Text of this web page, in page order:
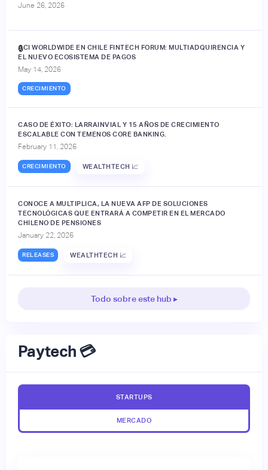
June 26, 2026
ACI WORLDWIDE EN CHILE FINTECH FORUM: MULTIADQUIRENCIA Y
EL NUEVO ECOSISTEMA DE PAGOS
May 14, 2026
CRECIMIENTO
🔒
CASO DE ÉXITO: LARRAINVIAL Y 15 AÑOS DE CRECIMIENTO
ESCALABLE CON TEMENOS CORE BANKING.
February 11, 2026
CRECIMIENTO WEALTHTECH 📈
CONOCE A MULTIPLICA, LA NUEVA AFP DE SOLUCIONES
TECNOLÓGICAS QUE ENTRARÁ A COMPETIR EN EL MERCADO
CHILENO DE PENSIONES
January 22, 2026
RELEASES WEALTHTECH 📈
Todo sobre este hub ▸
Paytech 💳
STARTUPS
MERCADO